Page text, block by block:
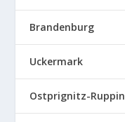
Brandenburg
Uckermark
Ostprignitz-Ruppin